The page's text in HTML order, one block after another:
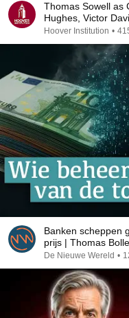
Thomas Sowell as
Hughes, Victor
Hoover Institution •
Banken scheppen
prijs | Thomas
De Nieuwe Wereld •